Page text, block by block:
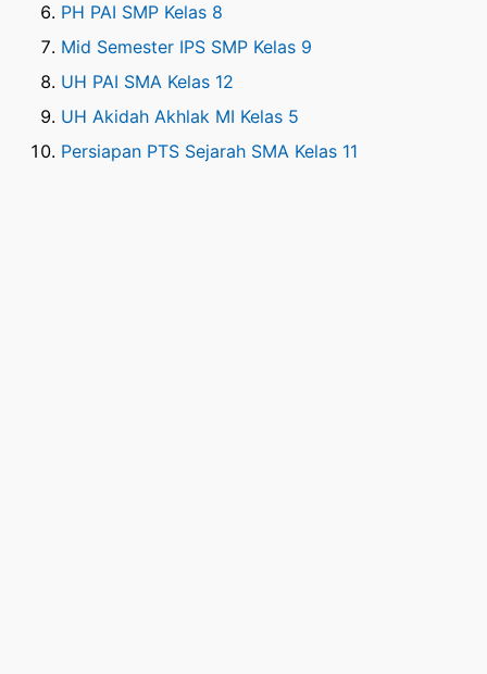
PH PAI SMP Kelas 8
Mid Semester IPS SMP Kelas 9
UH PAI SMA Kelas 12
UH Akidah Akhlak MI Kelas 5
Persiapan PTS Sejarah SMA Kelas 11